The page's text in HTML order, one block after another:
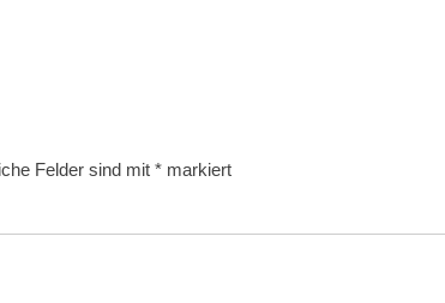
Felder sind mit * markiert